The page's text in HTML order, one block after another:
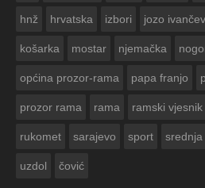
hnž hrvatska izbori jozo
košarka mostar njemačka
općina prozor-rama papa franjo
prozor rama rama ramski vjesnik
rukomet sarajevo sport
uzdol čović